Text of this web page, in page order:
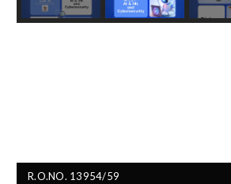
R.O.NO. 13954/59